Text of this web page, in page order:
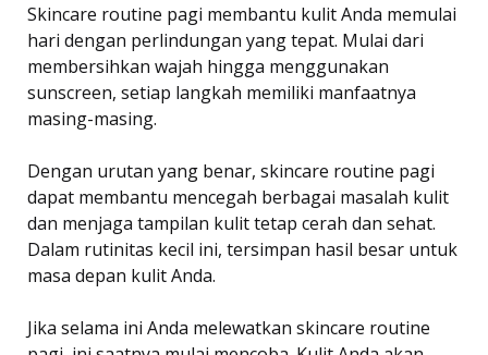
Skincare routine pagi membantu kulit Anda memulai
hari dengan perlindungan yang tepat. Mulai dari
membersihkan wajah hingga menggunakan
sunscreen, setiap langkah memiliki manfaatnya
masing-masing.
Dengan urutan yang benar, skincare routine pagi
dapat membantu mencegah berbagai masalah kulit
dan menjaga tampilan kulit tetap cerah dan sehat.
Dalam rutinitas kecil ini, tersimpan hasil besar untuk
masa depan kulit Anda.
Jika selama ini Anda melewatkan skincare routine